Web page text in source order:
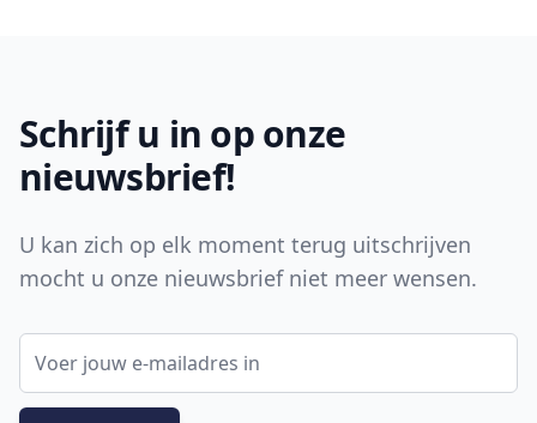
Schrijf u in op onze
nieuwsbrief!
U kan zich op elk moment terug uitschrijven
mocht u onze nieuwsbrief niet meer wensen.
E-mail adres